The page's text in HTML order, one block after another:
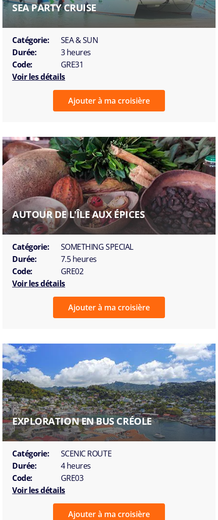
SEA PARTY CRUISE
Catégorie:
SEA & SUN
Durée:
3 heures
Code:
GRE31
Voir les détails
Ajouter à ma croisière
AUTOUR DE L'ÎLE AUX ÉPICES
Catégorie:
SOMETHING SPECIAL
Durée:
7.5 heures
Code:
GRE02
Voir les détails
Ajouter à ma croisière
EXPLORATION EN BUS CRÉOLE
Catégorie:
SCENIC ROUTE
Durée:
4 heures
Code:
GRE03
Voir les détails
Ajouter à ma croisière